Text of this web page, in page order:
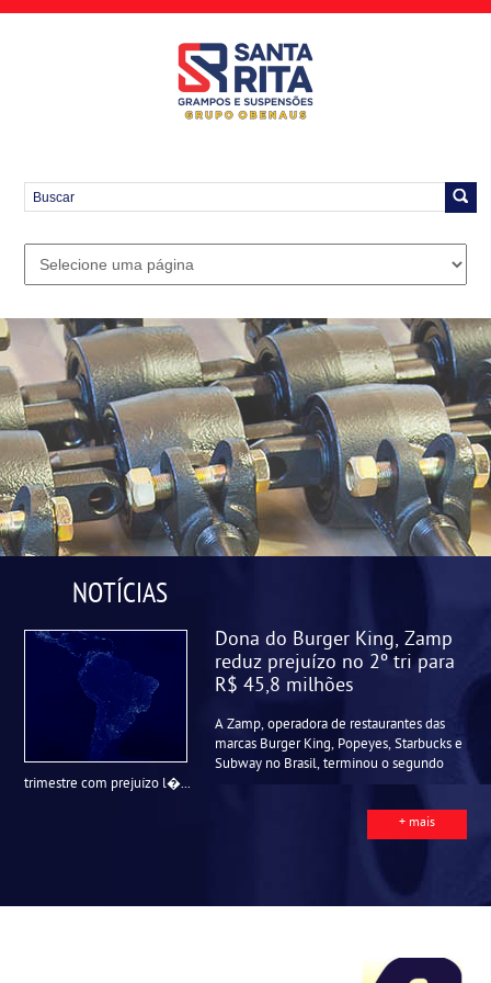
NOTÍCIAS
Dona do Burger King, Zamp
reduz prejuízo no 2º tri para
R$ 45,8 milhões
A Zamp, operadora de restaurantes das
marcas Burger King, Popeyes, Starbucks e
Subway no Brasil, terminou o segundo
trimestre com prejuízo l�...
+ mais